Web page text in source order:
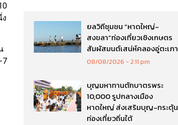
7
ยลวิถีชุมชน “หาดใหญ่-
สงขลา”ท่องเที่ยวเชิงเกษตร
สัมผัสมนต์เสน่ห์คลองอู่ตะเภา
08/08/2026 2:11 pm
บุญมหาทานตักบาตรพระ
10,000 รูปกลางเมือง
หาดใหญ่ ส่งเสริมบุญ-กระตุ้น
ท่องเที่ยวถิ่นใต้